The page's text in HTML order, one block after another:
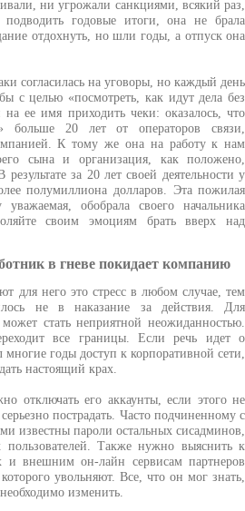
ни угрожали санкциями, всякий раз,
подводить годовые итоги, она не брала
отдохнуть, но шли годы, а отпуск она
согласилась на уговоры, но каждый день
с целью «посмотреть, как идут дела без
на ее имя приходить чеки: оказалось, что
больше 20 лет от операторов связи,
К тому же она на работу к нам
сына и организация, как положено,
за 20 лет своей деятельности у
полумиллиона долларов. Эта пожилая
обобрала своего начальника
своим эмоциям брать вверх над
в гневе покидает компанию
для него это стресс в любом случае, тем
не в наказание за действия. Для
стать неприятной неожиданностью.
все границы. Если речь идет о
многие годы доступ к корпоративной сети,
настоящий крах.
отключать его аккаунты, если этого не
пострадать. Часто подчиненному с
известны пароли остальных сисадминов,
Также нужно выяснить к
и внешним он-лайн сервисам партнеров
увольняют. Все, что он мог знать,
изменить.